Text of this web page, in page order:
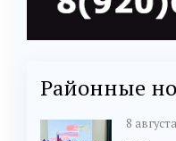
Районные
8